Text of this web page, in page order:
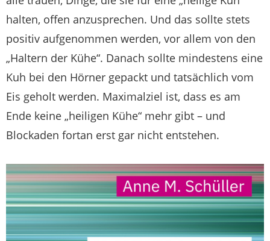
halten, offen anzusprechen. Und das sollte stets
positiv aufgenommen werden, vor allem von den
„Haltern der Kühe“. Danach sollte mindestens eine
Kuh bei den Hörner gepackt und tatsächlich vom
Eis geholt werden. Maximalziel ist, dass es am
Ende keine „heiligen Kühe“ mehr gibt – und
Blockaden fortan erst gar nicht entstehen.